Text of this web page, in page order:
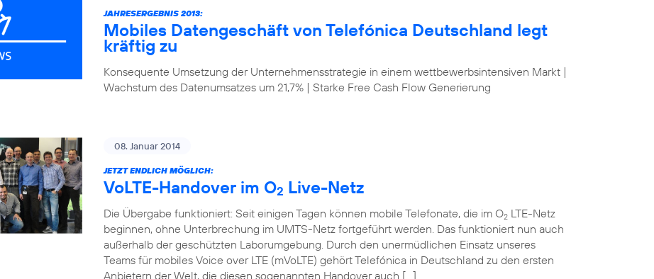
JAHRESERGEBNIS 2013:
Mobiles Datengeschäft von Telefónica Deutschland legt
kräftig zu
Konsequente Umsetzung der Unternehmensstrategie in einem wettbewerbsintensiven Markt |
Wachstum des Datenumsatzes um 21,7% | Starke Free Cash Flow Generierung
08. Januar 2014
JETZT ENDLICH MÖGLICH:
VoLTE-Handover im O2 Live-Netz
Die Übergabe funktioniert: Seit einigen Tagen können mobile Telefonate, die im O2 LTE-Netz
beginnen, ohne Unterbrechung im UMTS-Netz fortgeführt werden. Das funktioniert nun auch
außerhalb der geschützten Laborumgebung. Durch den unermüdlichen Einsatz unseres
Teams für mobiles Voice over LTE (mVoLTE) gehört Telefónica in Deutschland zu den ersten
Anbietern der Welt, die diesen sogenannten Handover auch […]